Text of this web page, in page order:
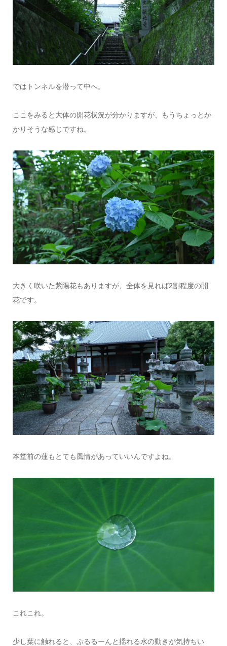
ではトンネルを潜って中へ。
ここをみると大体の開花状況が分かりますが、もうちょっとか
かりそうな感じですね。
大きく咲いた紫陽花もありますが、全体を見れば2割程度の開
花です。
本堂前の蓮もとても風情があっていいんですよね。
これこれ。
少し葉に触れると、ぷるるーんと揺れる水の動きが気持ちい